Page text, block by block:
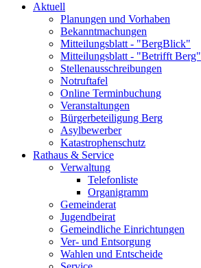
Aktuell
Planungen und Vorhaben
Bekanntmachungen
Mitteilungsblatt - "BergBlick"
Mitteilungsblatt - "Betrifft Berg"
Stellenausschreibungen
Notruftafel
Online Terminbuchung
Veranstaltungen
Bürgerbeteiligung Berg
Asylbewerber
Katastrophenschutz
Rathaus & Service
Verwaltung
Telefonliste
Organigramm
Gemeinderat
Jugendbeirat
Gemeindliche Einrichtungen
Ver- und Entsorgung
Wahlen und Entscheide